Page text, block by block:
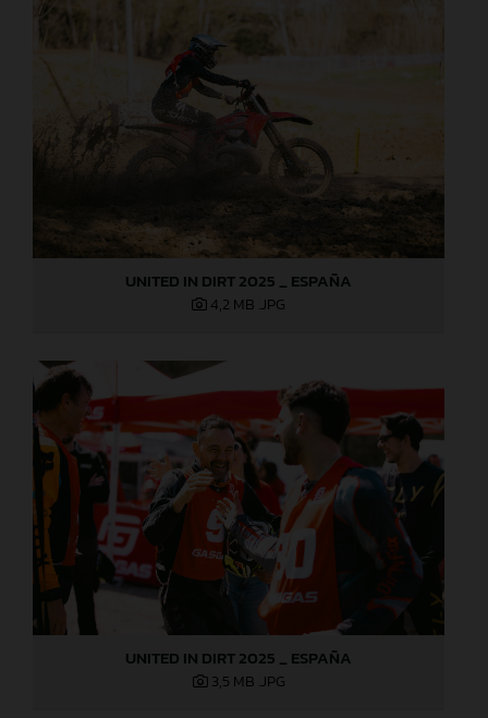
UNITED IN DIRT 2025 _ ESPAÑA
4,2 MB .JPG
UNITED IN DIRT 2025 _ ESPAÑA
3,5 MB .JPG